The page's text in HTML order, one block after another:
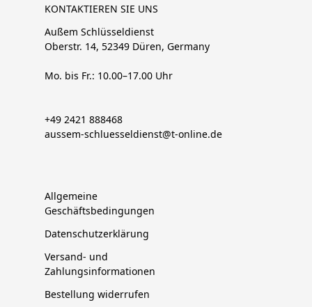
KONTAKTIEREN SIE UNS
Außem Schlüsseldienst
Oberstr. 14, 52349 Düren, Germany
Mo. bis Fr.: 10.00–17.00 Uhr
+49 2421 888468
aussem-schluesseldienst@t-online.de
Allgemeine
Geschäftsbedingungen
Datenschutzerklärung
Versand- und
Zahlungsinformationen
Bestellung widerrufen